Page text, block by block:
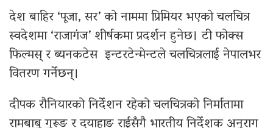
देश बाहिर ‘पूजा, सर’ को नाममा प्रिमियर भएको चलचित्र
स्वदेशमा ‘राजागंज’ शीर्षकमा प्रदर्शन हुनेछ। टी फोक्स
फिल्मस् र ब्यनकटेस इन्टरटेन्मेन्टले चलचित्रलाई नेपालभर
वितरण गर्नेछन्।
दीपक रौनियारको निर्देशन रहेको चलचित्रको निर्मातामा